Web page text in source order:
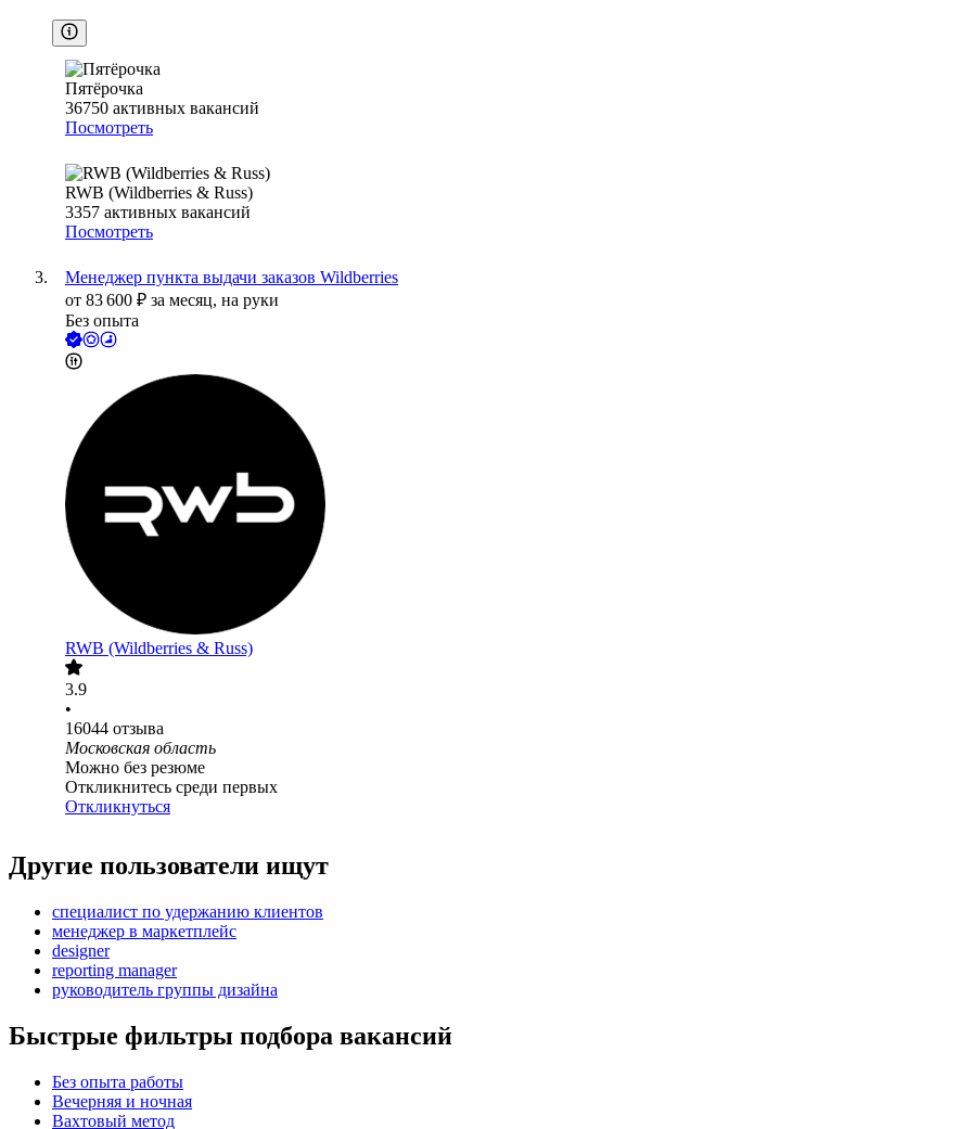
Пятёрочка
36750 активных вакансий
Посмотреть
RWB (Wildberries & Russ)
3357 активных вакансий
Посмотреть
Менеджер пункта выдачи заказов Wildberries
от 83 600 ₽ за месяц, на руки
Без опыта
RWB (Wildberries & Russ)
3.9
•
16044 отзыва
Московская область
Можно без резюме
Откликнитесь среди первых
Откликнуться
Другие пользователи ищут
специалист по удержанию клиентов
менеджер в маркетплейс
designer
reporting manager
руководитель группы дизайна
Быстрые фильтры подбора вакансий
Без опыта работы
Вечерняя и ночная
Вахтовый метод